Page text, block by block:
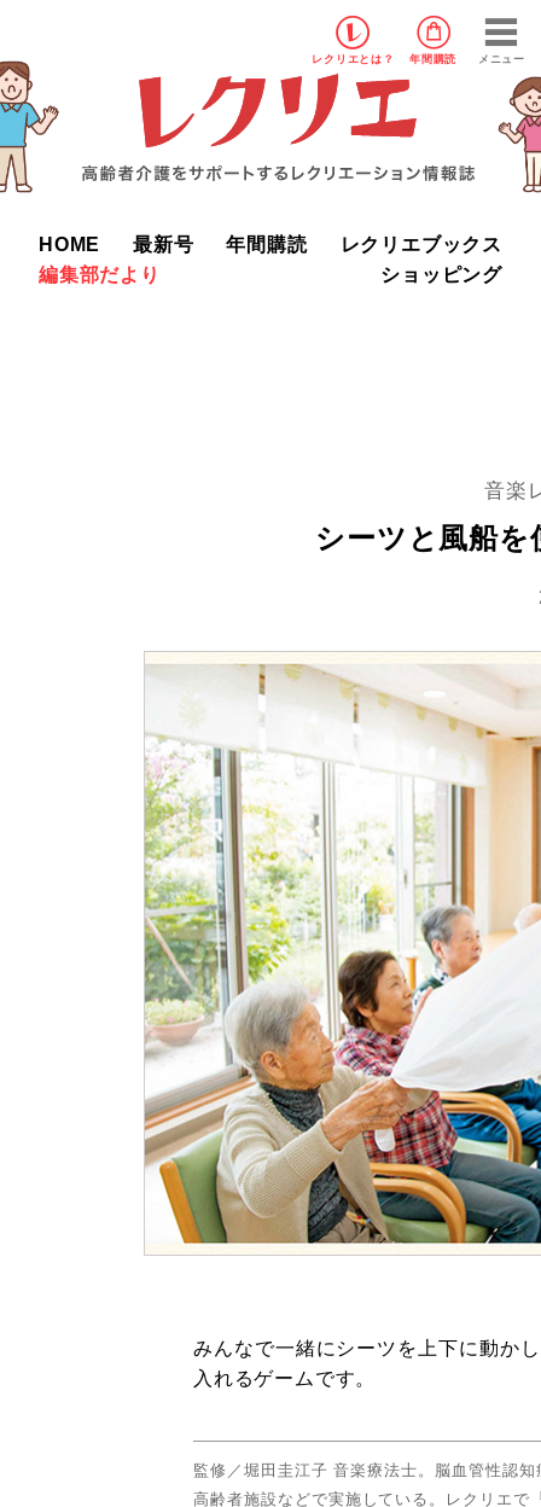
レクリエ とは？ 年間購読 メニュー
HOME 最新号 年間購読
レクリエブックス
編集部だより
ショッピング
音楽
シーツと風船
みんなで一緒にシーツを上下に動か
入れるゲームです。
監修／堀田圭江子 音楽療法士。脳血管性認
高齢者施設などで実施している。レクリエ